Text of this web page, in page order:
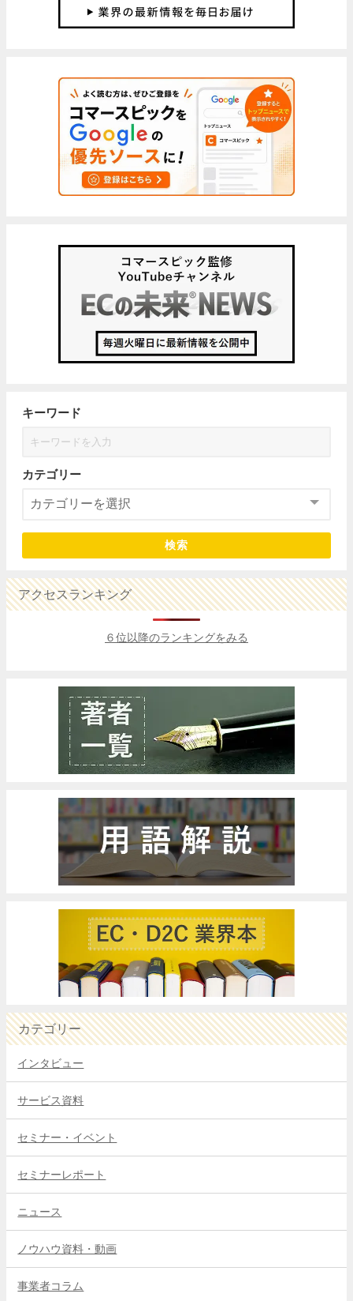
キーワード
カテゴリー
検索
アクセスランキング
６位以降のランキングをみる
カテゴリー
インタビュー
サービス資料
セミナー・イベント
セミナーレポート
ニュース
ノウハウ資料・動画
事業者コラム